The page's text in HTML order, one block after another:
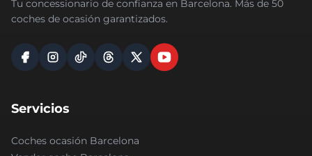
Tu concessionario de confianza en Barcelona. Más de 50
coches de ocasión garantizados.
Servicios
Coches ocasión Barcelona